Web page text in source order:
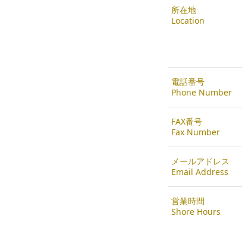
所在地
Location
電話番号
Phone Number
FAX番号
Fax Number
メールアドレス
Email Address
営業時間
Shore Hours